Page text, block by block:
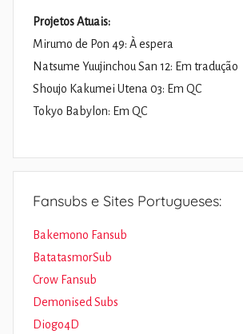
Projetos Atuais:
Mirumo de Pon 49: À espera
Natsume Yuujinchou San 12: Em tradução
Shoujo Kakumei Utena 03: Em QC
Tokyo Babylon: Em QC
Fansubs e Sites Portugueses:
Bakemono Fansub
BatatasmorSub
Crow Fansub
Demonised Subs
Diogo4D